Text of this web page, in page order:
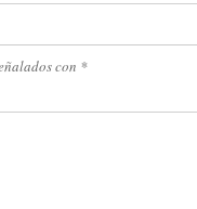
con *